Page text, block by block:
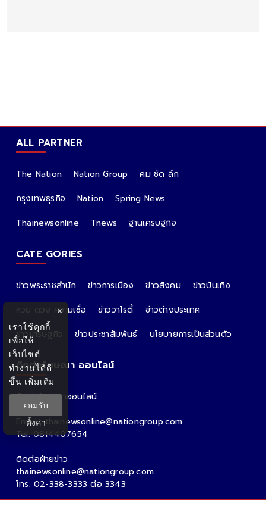
ALL PARTNER
The Nation Nation Group
คม ชัด ลึก
กรุงเทพธุรกิจ
Nation
Spring News
Thainewsonline
Tnews ฐานเศรษฐกิจ
CATE GORIES
ข่าวพระราชสำนัก ข่าวการเมือง ข่าวสังคม
ข่าวบันเทิง
หวย ดวง ความเชื่อ
ข่าววาไรตี้
ข่าวต่างประเทศ
ข่าวเศรษฐกิจ
ข่าวประชาสัมพันธ์ นโยบายการเป็นส่วนตัว
ติดต่อโฆษณา ออนไลน์
ติดต่อโฆษณาออนไลน์
คุณอ้อ
Email : thainewsonline@nationgroup.com
Tel: 0814407654
ติดต่อฝ่ายข่าว
thainewsonline@nationgroup.com
โทร. 02-338-3333 ต่อ 3343
×
เราใช้คุกกี้
เพื่อให้
เว็บไซต์
ทำงานได้ดี
ขึ้น เพิ่มเติม
ยอมรับ
ตั้งค่า